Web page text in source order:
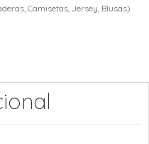
Camisetas, Jersey, Blusas)